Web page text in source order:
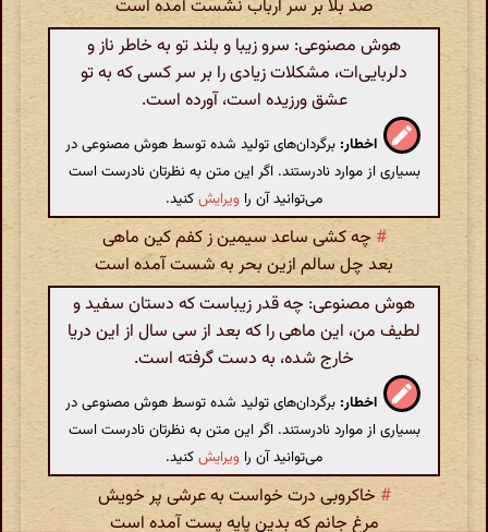
صد بلا بر سر ارباب نشست آمده است
هوش مصنوعی: سرو زیبا و بلند تو به خاطر ناز و
دلربایی‌ات، مشکلات زیادی را بر سر کسی که به تو
عشق ورزیده است، آورده است.
اخطار: برگردان‌های تولید شده توسط هوش مصنوعی در
بسیاری از موارد نادرستند. اگر این متن به نظرتان نادرست است
می‌توانید آن را ویرایشکنید.
# چه کشی ساعد سیمین ز کفم کین ماهی
بعد چل سالم ازین بحر به شست آمده است
هوش مصنوعی: چه قدر زیباست که دستان سفید و
لطیف من، این ماهی را که بعد از سی سال از این دریا
خارج شده، به دست گرفته است.
اخطار: برگردان‌های تولید شده توسط هوش مصنوعی در
بسیاری از موارد نادرستند. اگر این متن به نظرتان نادرست است
می‌توانید آن را ویرایشکنید.
# خاکروبی درت خواست به عرشی پر خویش
مرغ جانم که بدین پایه پست آمده است